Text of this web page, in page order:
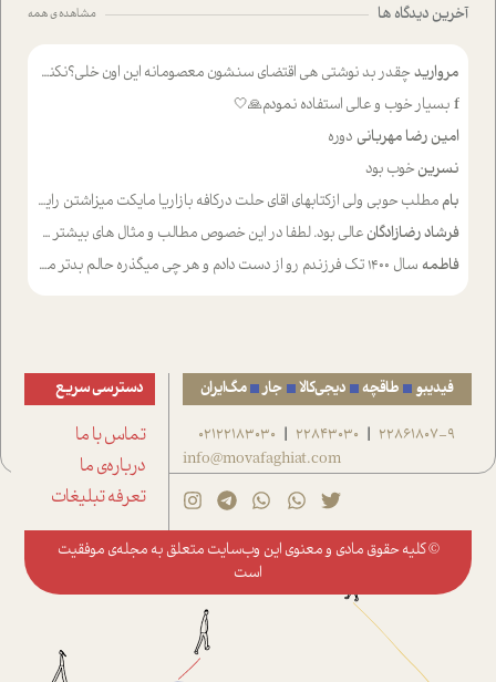
آخرین دیدگاه ها مشاهده ی همه
مروارید چقدر بد نوشتی هی اقتضای سنشون معصومانه این اون خلی؟نکنه تا چهل سالگی پوشکت میکردن و شیر میخوردی که به اینا میگی کودک
f بسیار خوب و عالی استفاده نمودم🙏🤍
امین رضا مهربانی دوره
نسرینخوب بود
بام مطلب حوبی ولی ازکتابهای اقای حلت درکافه بازاریا مایکت میزاشتن رایگان خوب بود ولی هرکدام خلاصه شده ش تومجله از طریق سایت هم خوبه اینکه درزیر اخرصفحه گذاشته شده خب ادم خبره میره نصب میکنه میخونه ولی هرکسی گوشیش ظرفیتش نداره باتشکر
فرشاد رضازادگان عالی بود. لطفا در این خصوص مطالب و مثال های بیشتر ی ارایه دهید
فاطمه سال ۱۴۰۰ تک فرزندم رو از دست دادم و هر چی میگذره حالم بدتر میشه و دلتنگتر تنایی رو ترجیح دادم و معاشرت برام سخت شده
فیدیبو طاقچه دیجی‌کالا جار مگ‌ایران
22861807-9
|
22843030
|
02122183030
info@movafaghiat.com
دسترسی سریع
تماس با ما
درباره‌ی ما
تعرفه تبلیغات
© کلیه حقوق مادی و معنوی این وب‌سایت متعلق به مجله‌ی موفقیت
است